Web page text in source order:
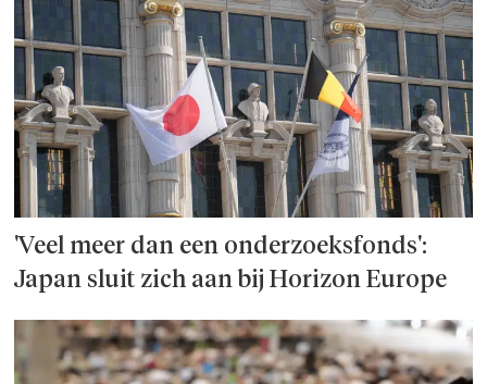
'Veel meer dan een onderzoeks­fonds':
Japan sluit zich aan bij Horizon Europe